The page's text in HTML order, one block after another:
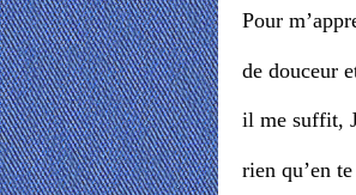
Pour
de douceur
il me suffit,
rien qu’en